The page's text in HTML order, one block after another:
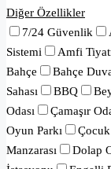
Diğer Özellikler
7/24 Güvenlik
Sistemi
Amfi
Bahçe
Bahçe
Sahası
BBQ
Odası
Çamaşır
Oyun Parkı
Manzarası
Dolap